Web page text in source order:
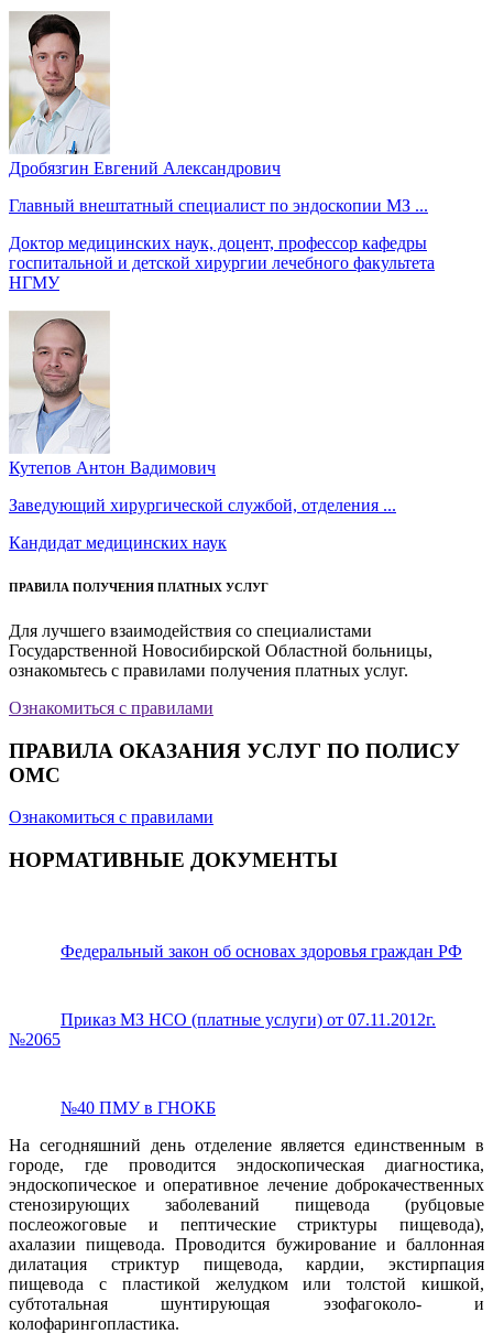
Дробязгин Евгений Александрович
Главный внештатный специалист по эндоскопии МЗ ...
Доктор медицинских наук, доцент, профессор кафедры
госпитальной и детской хирургии лечебного факультета
НГМУ
Кутепов Антон Вадимович
Заведующий хирургической службой, отделения ...
Кандидат медицинских наук
ПРАВИЛА ПОЛУЧЕНИЯ ПЛАТНЫХ УСЛУГ
Для лучшего взаимодействия со специалистами
Государственной Новосибирской Областной больницы,
ознакомьтесь с правилами получения платных услуг.
Ознакомиться с правилами
ПРАВИЛА ОКАЗАНИЯ УСЛУГ ПО ПОЛИСУ
ОМС
Ознакомиться с правилами
НОРМАТИВНЫЕ ДОКУМЕНТЫ
Федеральный закон об основах здоровья граждан РФ
Приказ МЗ НСО (платные услуги) от 07.11.2012г.
№2065
№40 ПМУ в ГНОКБ
На сегодняшний день отделение является единственным в
городе, где проводится эндоскопическая диагностика,
эндоскопическое и оперативное лечение доброкачественных
стенозирующих заболеваний пищевода (рубцовые
послеожоговые и пептические стриктуры пищевода),
ахалазии пищевода. Проводится бужирование и баллонная
дилатация стриктур пищевода, кардии, экстирпация
пищевода с пластикой желудком или толстой кишкой,
субтотальная шунтирующая эзофагоколо- и
колофарингопластика.